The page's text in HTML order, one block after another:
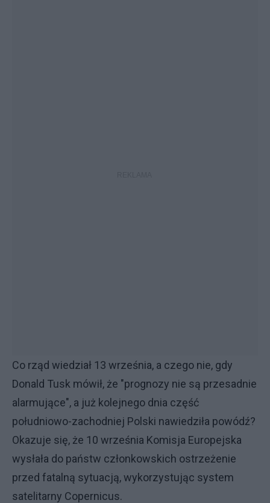
Co rząd wiedział 13 września, a czego nie, gdy
Donald Tusk mówił, że "prognozy nie są przesadnie
alarmujące", a już kolejnego dnia część
południowo-zachodniej Polski nawiedziła powódź?
Okazuje się, że 10 września Komisja Europejska
wysłała do państw członkowskich ostrzeżenie
przed fatalną sytuacją, wykorzystując system
satelitarny Copernicus.